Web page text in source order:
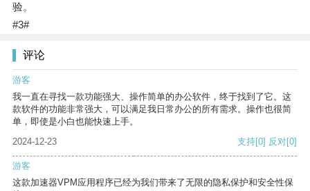
验。
#3#
评论
游客
我一直在寻找一款功能强大、操作简单的办公软件，终于找到了它。这
款软件的功能非常强大，可以满足我日常办公的所有需求。操作也很简
单，即使是小白也能快速上手。
2024-12-23
支持[0] 反对[0]
游客
这款加速器VPM应用程序已经为我们带来了无限的隐私保护和安全性保